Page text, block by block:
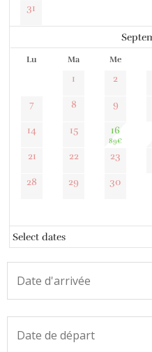
31
Lu Ma Me
1 2
7 8 9
14 15 16
89€
21 22 23
28 29 30
Select dates